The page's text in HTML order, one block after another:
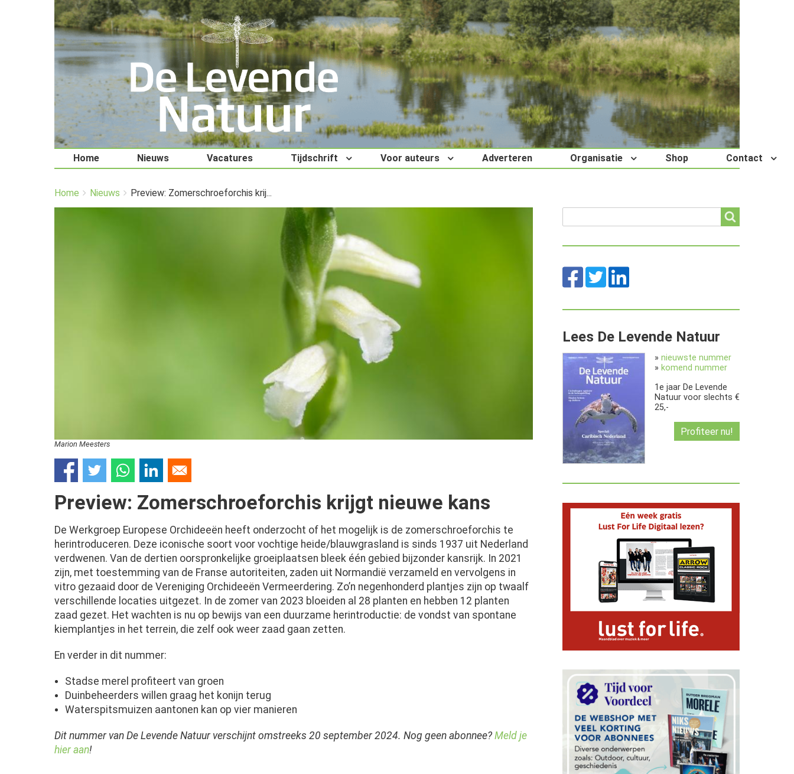
Home Nieuws Vacatures Tijdschrift Voor auteurs Adverteren Organisatie Shop Contact
Breadcrumbs
You
here:
Home Nieuws
Preview: Zomerschroeforchis krij...
Marion Meesters
Preview: Zomerschroeforchis krijgt nieuwe kans
De Werkgroep Europese Orchideeën heeft onderzocht of het mogelijk is de zomerschroeforchis te
herintroduceren. Deze iconische soort voor vochtige heide/blauwgrasland is sinds 1937 uit Nederland
verdwenen. Van de dertien oorspronkelijke groeiplaatsen bleek één gebied bijzonder kansrijk. In 2021
zijn, met toestemming van de Franse autoriteiten, zaden uit Normandië verzameld en vervolgens in
vitro gezaaid door de Vereniging Orchideeën Vermeerdering. Zo’n negenhonderd plantjes zijn op twaalf
verschillende locaties uitgezet. In de zomer van 2023 bloeiden al 28 planten en hebben 12 planten
zaad gezet. Het wachten is nu op bewijs van een duurzame herintroductie: de vondst van spontane
kiemplantjes in het terrein, die zelf ook weer zaad gaan zetten.
En verder in dit nummer:
Stadse merel profiteert van groen
Duinbeheerders willen graag het konijn terug
Waterspitsmuizen aantonen kan op vier manieren
Dit nummer van De Levende Natuur verschijnt omstreeks 20 september 2024. Nog geen abonnee? Meld je
hier aan!
Lees De Levende Natuur
» nieuwste nummer
» komend nummer
1e jaar De Levende
Natuur voor slechts €
25,-
Profiteer nu!